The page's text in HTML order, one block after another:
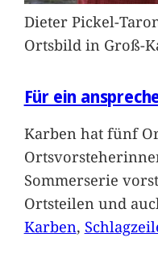
Dieter Pickel-
Ortsbild in Groß-
Für ein
Karben hat fünf
Sommerserie
Ortsteilen und
Karben,